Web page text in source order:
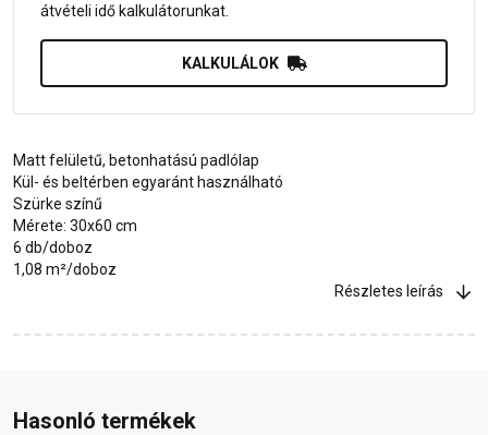
átvételi idő kalkulátorunkat.
KALKULÁLOK
Matt felületű, betonhatású padlólap
Kül- és beltérben egyaránt használható
Szürke színű
Mérete: 30x60 cm
6 db/doboz
1,08 m²/doboz
Részletes leírás
Hasonló termékek